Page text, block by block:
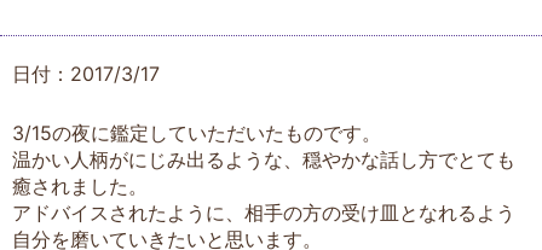
日付：2017/3/17
3/15の夜に鑑定していただいたものです。
温かい人柄がにじみ出るような、穏やかな話し方でとても
癒されました。
アドバイスされたように、相手の方の受け皿となれるよう
自分を磨いていきたいと思います。